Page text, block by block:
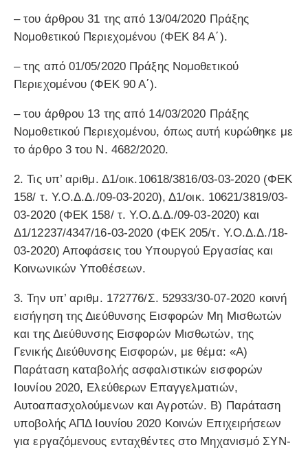
– του άρθρου 31 της από 13/04/2020 Πράξης
Νομοθετικού Περιεχομένου (ΦΕΚ 84 Α΄).
– της από 01/05/2020 Πράξης Νομοθετικού
Περιεχομένου (ΦΕΚ 90 Α΄).
– του άρθρου 13 της από 14/03/2020 Πράξης
Νομοθετικού Περιεχομένου, όπως αυτή κυρώθηκε με
το άρθρο 3 του Ν. 4682/2020.
2. Τις υπ’ αριθμ. Δ1/οικ.10618/3816/03-03-2020 (ΦΕΚ
158/ τ. Υ.Ο.Δ.Δ./09-03-2020), Δ1/οικ. 10621/3819/03-
03-2020 (ΦΕΚ 158/ τ. Υ.Ο.Δ.Δ./09-03-2020) και
Δ1/12237/4347/16-03-2020 (ΦΕΚ 205/τ. Υ.Ο.Δ.Δ./18-
03-2020) Αποφάσεις του Υπουργού Εργασίας και
Κοινωνικών Υποθέσεων.
3. Την υπ’ αριθμ. 172776/Σ. 52933/30-07-2020 κοινή
εισήγηση της Διεύθυνσης Εισφορών Μη Μισθωτών
και της Διεύθυνσης Εισφορών Μισθωτών, της
Γενικής Διεύθυνσης Εισφορών, με θέμα: «Α)
Παράταση καταβολής ασφαλιστικών εισφορών
Ιουνίου 2020, Ελεύθερων Επαγγελματιών,
Αυτοαπασχολούμενων και Αγροτών. Β) Παράταση
υποβολής ΑΠΔ Ιουνίου 2020 Κοινών Επιχειρήσεων
για εργαζόμενους ενταχθέντες στο Μηχανισμό ΣΥΝ-